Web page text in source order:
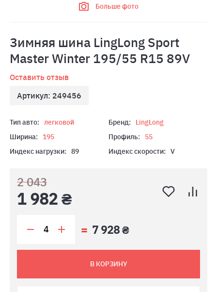
Больше фото
Зимняя шина LingLong Sport
Master Winter 195/55 R15 89V
Оставить отзыв
Артикул: 249456
Тип авто: легковой Бренд:
LingLong
Ширина:
195 Профиль:
55
Индекс нагрузки:
89 Индекс скорости: V
2 043
1 982 ₴
7 928 ₴
В КОРЗИНУ